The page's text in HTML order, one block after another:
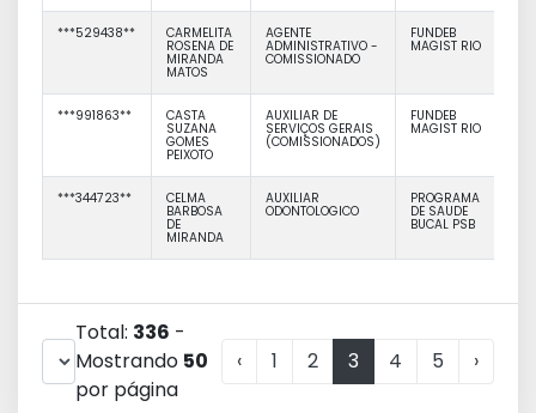
***529438** CARMELITA
ROSENA DE
MIRANDA
MATOS
AGENTE
ADMINISTRATIVO -
COMISSIONADO
FUNDEB
MAGIST RIO
***991863** CASTA
SUZANA
GOMES
PEIXOTO
AUXILIAR DE
SERVIÇOS GERAIS
(COMISSIONADOS)
FUNDEB
MAGIST RIO
***344723** CELMA
BARBOSA
DE
MIRANDA
AUXILIAR
ODONTOLOGICO
PROGRAMA
DE SAUDE
BUCAL PSB
Total: 336 -
Mostrando 50
por página
‹ 1 2 3 4 5 ›